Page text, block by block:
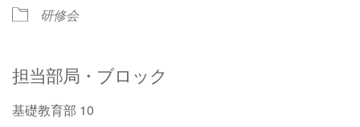
研修会
担当部局・ブロック
基礎教育部 10